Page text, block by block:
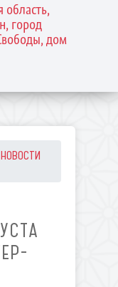
область,
город
дом
НОВОСТИ